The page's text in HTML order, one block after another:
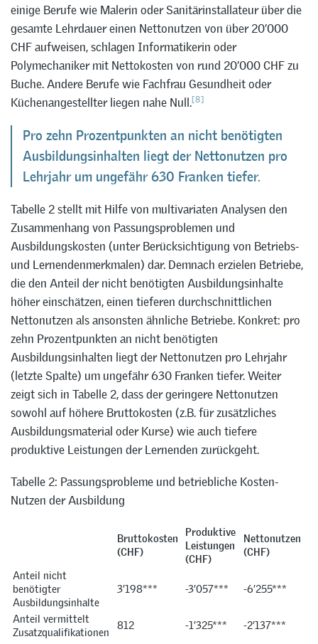
einige Berufe wie Malerin oder Sanitärinstallateur über die
gesamte Lehrdauer einen Nettonutzen von über 20’000
CHF aufweisen, schlagen Informatikerin oder
Polymechaniker mit Nettokosten von rund 20’000 CHF zu
Buche. Andere Berufe wie Fachfrau Gesundheit oder
Küchenangestellter liegen nahe Null.[8]
Pro zehn Prozentpunkten an nicht benötigten
Ausbildungsinhalten liegt der Nettonutzen pro
Lehrjahr um ungefähr 630 Franken tiefer.
Tabelle 2 stellt mit Hilfe von multivariaten Analysen den
Zusammenhang von Passungsproblemen und
Ausbildungskosten (unter Berücksichtigung von Betriebs-
und Lernendenmerkmalen) dar. Demnach erzielen Betriebe,
die den Anteil der nicht benötigten Ausbildungsinhalte
höher einschätzen, einen tieferen durchschnittlichen
Nettonutzen als ansonsten ähnliche Betriebe. Konkret: pro
zehn Prozentpunkten an nicht benötigten
Ausbildungsinhalten liegt der Nettonutzen pro Lehrjahr
(letzte Spalte) um ungefähr 630 Franken tiefer. Weiter
zeigt sich in Tabelle 2, dass der geringere Nettonutzen
sowohl auf höhere Bruttokosten (z.B. für zusätzliches
Ausbildungsmaterial oder Kurse) wie auch tiefere
produktive Leistungen der Lernenden zurückgeht.
Tabelle 2: Passungsprobleme und betriebliche Kosten-
Nutzen der Ausbildung
Bruttokosten
(CHF)
Produktive
Leistungen
(CHF)
Nettonutzen
(CHF)
Anteil nicht
benötigter
Ausbildungsinhalte
3’198*** -3’057*** -6’255***
Anteil vermittelt
Zusatzqualifikationen
812 -1’325*** -2’137***